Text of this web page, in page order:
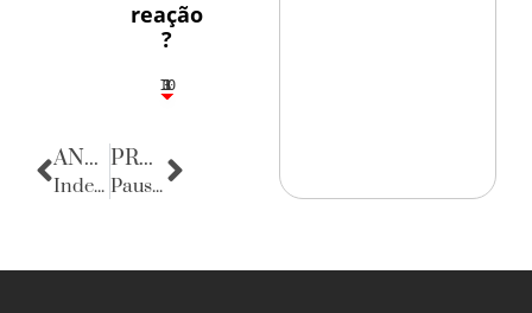
reação
?
3
1
1
3
10
ANTERIOR
Independence Day
PRÓXIMA
Pausa Poética